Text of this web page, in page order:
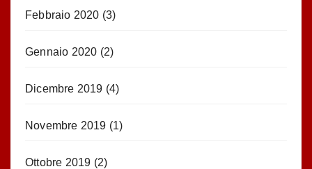
Febbraio 2020 (3)
Gennaio 2020 (2)
Dicembre 2019 (4)
Novembre 2019 (1)
Ottobre 2019 (2)